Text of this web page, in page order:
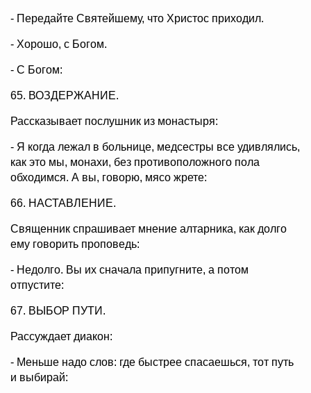
- Передайте Святейшему, что Христос приходил.
- Хорошо, с Богом.
- С Богом:
65. ВОЗДЕРЖАНИЕ.
Рассказывает послушник из монастыря:
- Я когда лежал в больнице, медсестры все удивлялись,
как это мы, монахи, без противоположного пола
обходимся. А вы, говорю, мясо жрете:
66. НАСТАВЛЕНИЕ.
Священник спрашивает мнение алтарника, как долго
ему говорить проповедь:
- Недолго. Вы их сначала припугните, а потом
отпустите:
67. ВЫБОР ПУТИ.
Рассуждает диакон:
- Меньше надо слов: где быстрее спасаешься, тот путь
и выбирай: